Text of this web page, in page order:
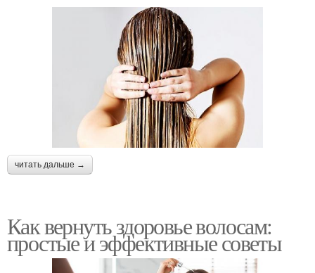
читать дальше →
Как вернуть здоровье волосам:
простые и эффективные советы